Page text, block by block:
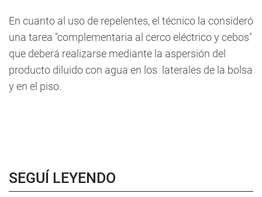
En cuanto al uso de repelentes, el técnico la consideró
una tarea "complementaria al cerco eléctrico y cebos"
que deberá realizarse mediante la aspersión del
producto diluido con agua en los laterales de la bolsa
y en el piso.
SEGUÍ LEYENDO